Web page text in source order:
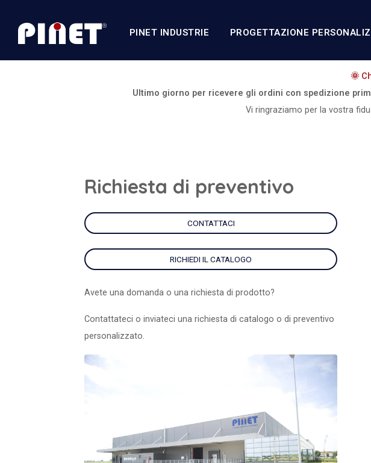
PINET INDUSTRIE PROGETTAZIONE
🌞
Ultimo giorno per ricevere gli ordini con spedizione
Vi ringraziamo per la vostra
Richiesta di preventivo
CONTATTACI
RICHIEDI IL CATALOGO
Avete una domanda o una richiesta di prodotto?
Contattateci o inviateci una richiesta di catalogo o di preventivo
personalizzato.